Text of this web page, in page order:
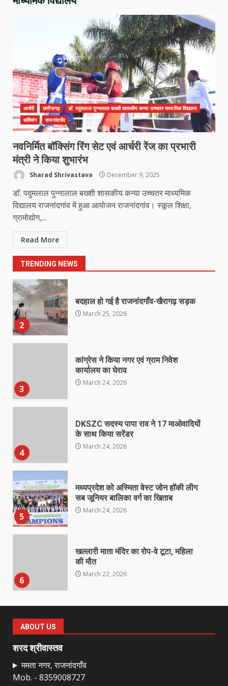
आर्चरी छत्तीसगढ़
डॉ. पदुमलाल पुन्नालाल बख्शी शासकीय कन्या उच्चतर माध्यमिक विद्यालय
बाक्सिंग
राजनांदगाँव
नवनिर्मित बॉक्सिंग रिंग सेट एवं आर्चरी रेंज का प्रभारी
मंत्री ने किया शुभारंभ
Sharad Shrivastava December 9, 2025
डॉ. पदुमलाल पुन्नालाल बख्शी शासकीय कन्या उच्चतर माध्यमिक
विद्यालय राजनांदगांव में हुआ आयोजन राजनांदगांव। स्कूल शिक्षा,
ग्रामोद्योग,...
Read More
TRENDING NEWS
4
5
मध्यप्रदेश को अस्मिता वेस्ट जोन हॉकी लीग
सब जूनियर बालिका वर्ग का खिताब
March 24, 2026
6
खल्लारी माता मंदिर का रोप-वे टूटा, महिला
की मौत
March 22, 2026
7
सामान्य सभा डोंगरगढ़ में कल
March 21, 2026
1
March 25, 2026
2
बदहाल हो गई है राजनांदगाँव-खैरागढ़ सड़क
March 25, 2026
3
कांग्रेस ने किया नगर एवं ग्राम निवेश
कार्यालय का घेराव
March 24, 2026
4
DKSZC सदस्य पापा राव ने 17 माओवादियों
के साथ किया सरेंडर
March 24, 2026
5
मध्यप्रदेश को अस्मिता वेस्ट जोन हॉकी लीग
सब जूनियर बालिका वर्ग का खिताब
March 24, 2026
6
खल्लारी माता मंदिर का रोप-वे टूटा, महिला
की मौत
March 22, 2026
7
नाबालिक के प्रसव मामले में फरार आरोपी के
ABOUT US
शरद श्रीवास्तव
ममता नगर, राजनांदगाँव
Mob. - 8359008727